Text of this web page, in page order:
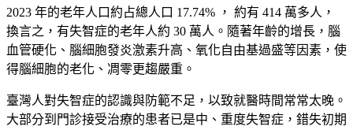
2023 年的老年人口約占總人口 17.74% ， 約有 414 萬多人，
換言之，有失智症的老年人約 30 萬人。隨著年齡的增長，腦
血管硬化、腦細胞發炎激素升高、氧化自由基過盛等因素，使
得腦細胞的老化、凋零更趨嚴重。
臺灣人對失智症的認識與防範不足，以致就醫時間常常太晚。
大部分到門診接受治療的患者已是中、重度失智症，錯失初期